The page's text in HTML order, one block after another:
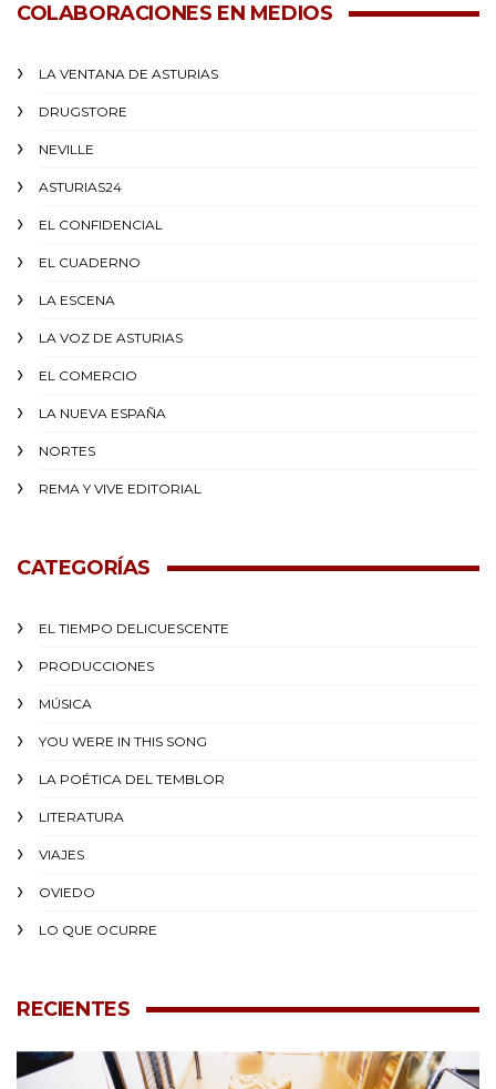
COLABORACIONES EN MEDIOS
LA VENTANA DE ASTURIAS
DRUGSTORE
NEVILLE
ASTURIAS24
EL CONFIDENCIAL
EL CUADERNO
LA ESCENA
LA VOZ DE ASTURIAS
EL COMERCIO
LA NUEVA ESPAÑA
NORTES
REMA Y VIVE EDITORIAL
CATEGORÍAS
EL TIEMPO DELICUESCENTE
PRODUCCIONES
MÚSICA
YOU WERE IN THIS SONG
LA POÉTICA DEL TEMBLOR
LITERATURA
VIAJES
OVIEDO
LO QUE OCURRE
RECIENTES